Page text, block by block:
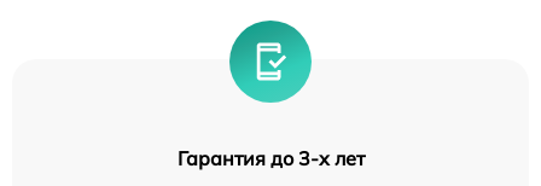
Гарантия до 3-х лет